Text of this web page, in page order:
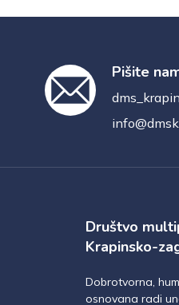
Pišite
Društvo
Krapinsko-
Dobrotvorna,
osnovana radi